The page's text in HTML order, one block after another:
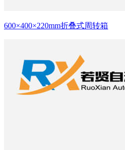
600×400×220mm折叠式周转箱